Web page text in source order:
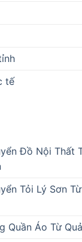
tế
Đồ Nội Thất
Tỏi Lý Sơn
Quần Áo Từ